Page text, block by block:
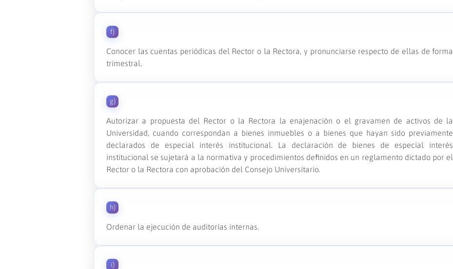
f)
Conocer las cuentas periódicas del Rector o la Rectora, y pronunciarse respecto de ellas de forma
trimestral.
g)
Autorizar a propuesta del Rector o la Rectora la enajenación o el gravamen de activos de la
Universidad, cuando correspondan a bienes inmuebles o a bienes que hayan sido previamente
declarados de especial interés institucional. La declaración de bienes de especial interés
institucional se sujetará a la normativa y procedimientos definidos en un reglamento dictado por el
Rector o la Rectora con aprobación del Consejo Universitario.
h)
Ordenar la ejecución de auditorías internas.
i)